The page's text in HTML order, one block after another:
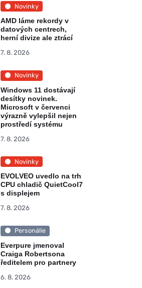
Novinky
AMD láme rekordy v
datových centrech,
herní divize ale ztrácí
7. 8. 2026
Novinky
Windows 11 dostávají
desítky novinek.
Microsoft v červenci
výrazně vylepšil nejen
prostředí systému
7. 8. 2026
Novinky
EVOLVEO uvedlo na trh
CPU chladič QuietCool7
s displejem
7. 8. 2026
Personálie
Everpure jmenoval
Craiga Robertsona
ředitelem pro partnery
6. 8. 2026